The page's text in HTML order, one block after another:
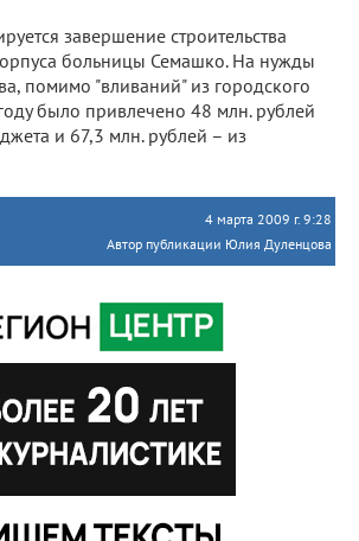
завершение строительства
больницы Семашко. На нужды
помимо "вливаний" из городского
было привлечено 48 млн. рублей
и 67,3 млн. рублей – из
4 марта 2009 г. 9:28
Автор публикации Юлия Дуленцова